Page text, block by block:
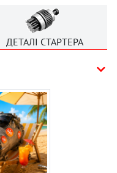
ДЕТАЛІ СТАРТЕРА